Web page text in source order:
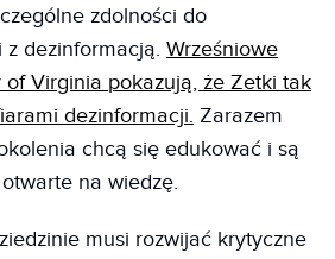
zdolności do
dezinformacją. Wrześniowe
Virginia pokazują, że Zetki tak
dezinformacji. Zarazem
chcą się edukować i są
na wiedzę.
musi rozwijać krytyczne